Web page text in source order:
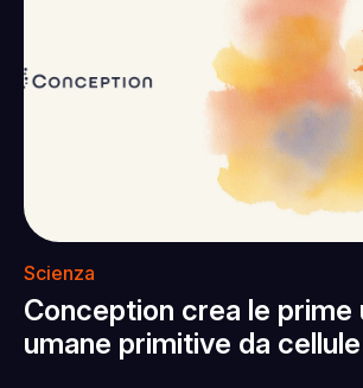
Scienza
Conception crea le prime
umane primitive da